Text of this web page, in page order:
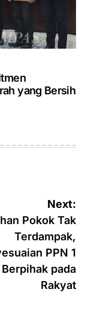
yang Bersih
Next:
Pokok Tak
Terdampak,
PPN 1
pada
Rakyat